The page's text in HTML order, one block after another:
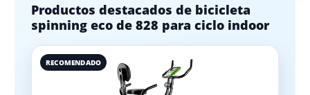
Productos destacados de bicicleta
spinning eco de 828 para ciclo indoor
RECOMENDADO